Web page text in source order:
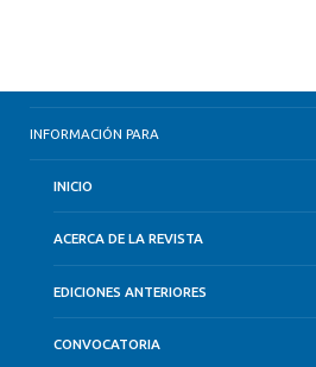
INFORMACIÓN PARA
INICIO
ACERCA DE LA REVISTA
EDICIONES ANTERIORES
CONVOCATORIA